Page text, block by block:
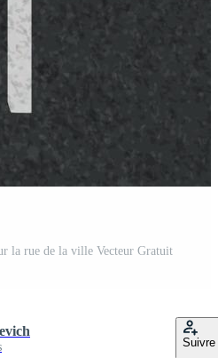
la rue de la ville Vecteur Gratuit
Suivre